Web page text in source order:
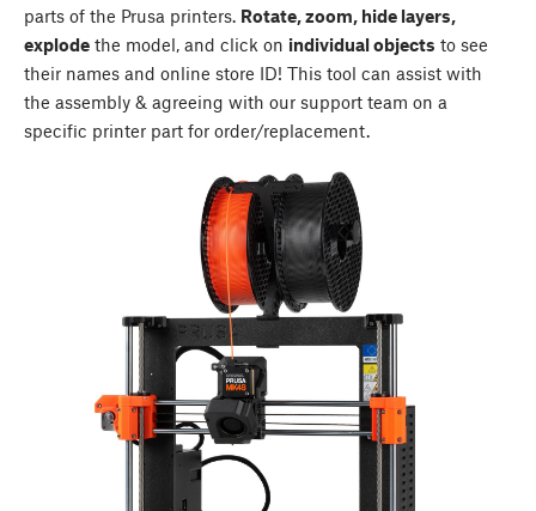
parts of the Prusa printers. Rotate, zoom, hide layers,
explode the model, and click on individual objects to see
their names and online store ID! This tool can assist with
the assembly & agreeing with our support team on a
specific printer part for order/replacement.